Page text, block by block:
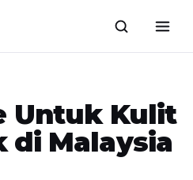
Untuk Kulit
di Malaysia